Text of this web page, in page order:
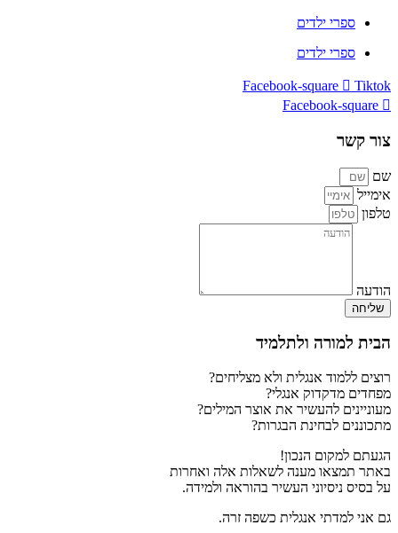
ספרי ילדים
ספרי ילדים
Facebook-square
Tiktok
Facebook-square
צור קשר
שם
אימייל
טלפון
הודעה
שליחה
הבית למורה ולתלמיד
רוצים ללמוד אנגלית ולא מצליחים?
מפחדים מדקדוק אנגלי?
מעוניינים להעשיר את אוצר המילים?
מתכוננים לבחינת הבגרות?
הגעתם למקום הנכון!
באתר תמצאו מענה לשאלות אלה ואחרות
על בסיס ניסיוני העשיר בהוראה ולמידה.
גם אני למדתי אנגלית כשפה זרה.